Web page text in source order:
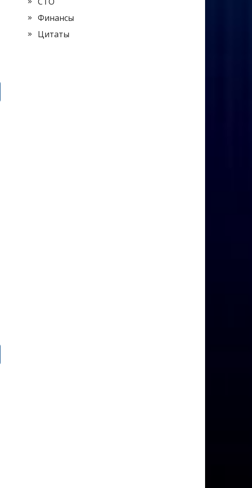
Финансы
Цитаты